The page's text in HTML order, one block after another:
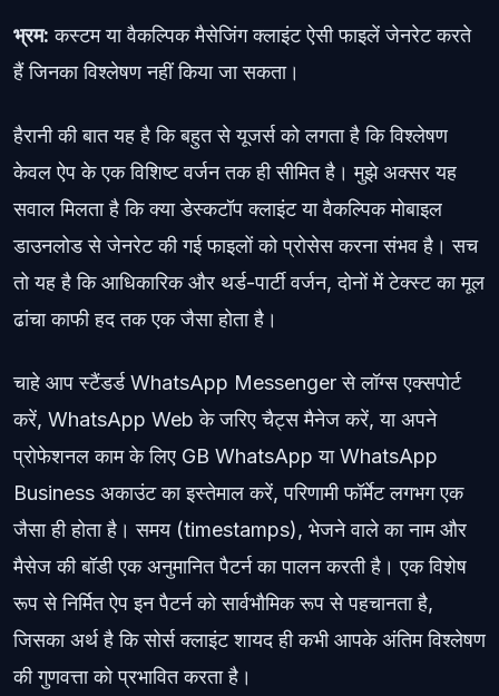
भ्रम: कस्टम या वैकल्पिक मैसेजिंग क्लाइंट ऐसी फाइलें जेनरेट करते
हैं जिनका विश्लेषण नहीं किया जा सकता।
हैरानी की बात यह है कि बहुत से यूजर्स को लगता है कि विश्लेषण
केवल ऐप के एक विशिष्ट वर्जन तक ही सीमित है। मुझे अक्सर यह
सवाल मिलता है कि क्या डेस्कटॉप क्लाइंट या वैकल्पिक मोबाइल
डाउनलोड से जेनरेट की गई फाइलों को प्रोसेस करना संभव है। सच
तो यह है कि आधिकारिक और थर्ड-पार्टी वर्जन, दोनों में टेक्स्ट का मूल
ढांचा काफी हद तक एक जैसा होता है।
चाहे आप स्टैंडर्ड WhatsApp Messenger से लॉग्स एक्सपोर्ट
करें, WhatsApp Web के जरिए चैट्स मैनेज करें, या अपने
प्रोफेशनल काम के लिए GB WhatsApp या WhatsApp
Business अकाउंट का इस्तेमाल करें, परिणामी फॉर्मेट लगभग एक
जैसा ही होता है। समय (timestamps), भेजने वाले का नाम और
मैसेज की बॉडी एक अनुमानित पैटर्न का पालन करती है। एक विशेष
रूप से निर्मित ऐप इन पैटर्न को सार्वभौमिक रूप से पहचानता है,
जिसका अर्थ है कि सोर्स क्लाइंट शायद ही कभी आपके अंतिम विश्लेषण
की गुणवत्ता को प्रभावित करता है।